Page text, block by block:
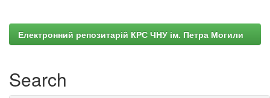
Електронний репозитарій КРС ЧНУ ім. Петра Могили
Search